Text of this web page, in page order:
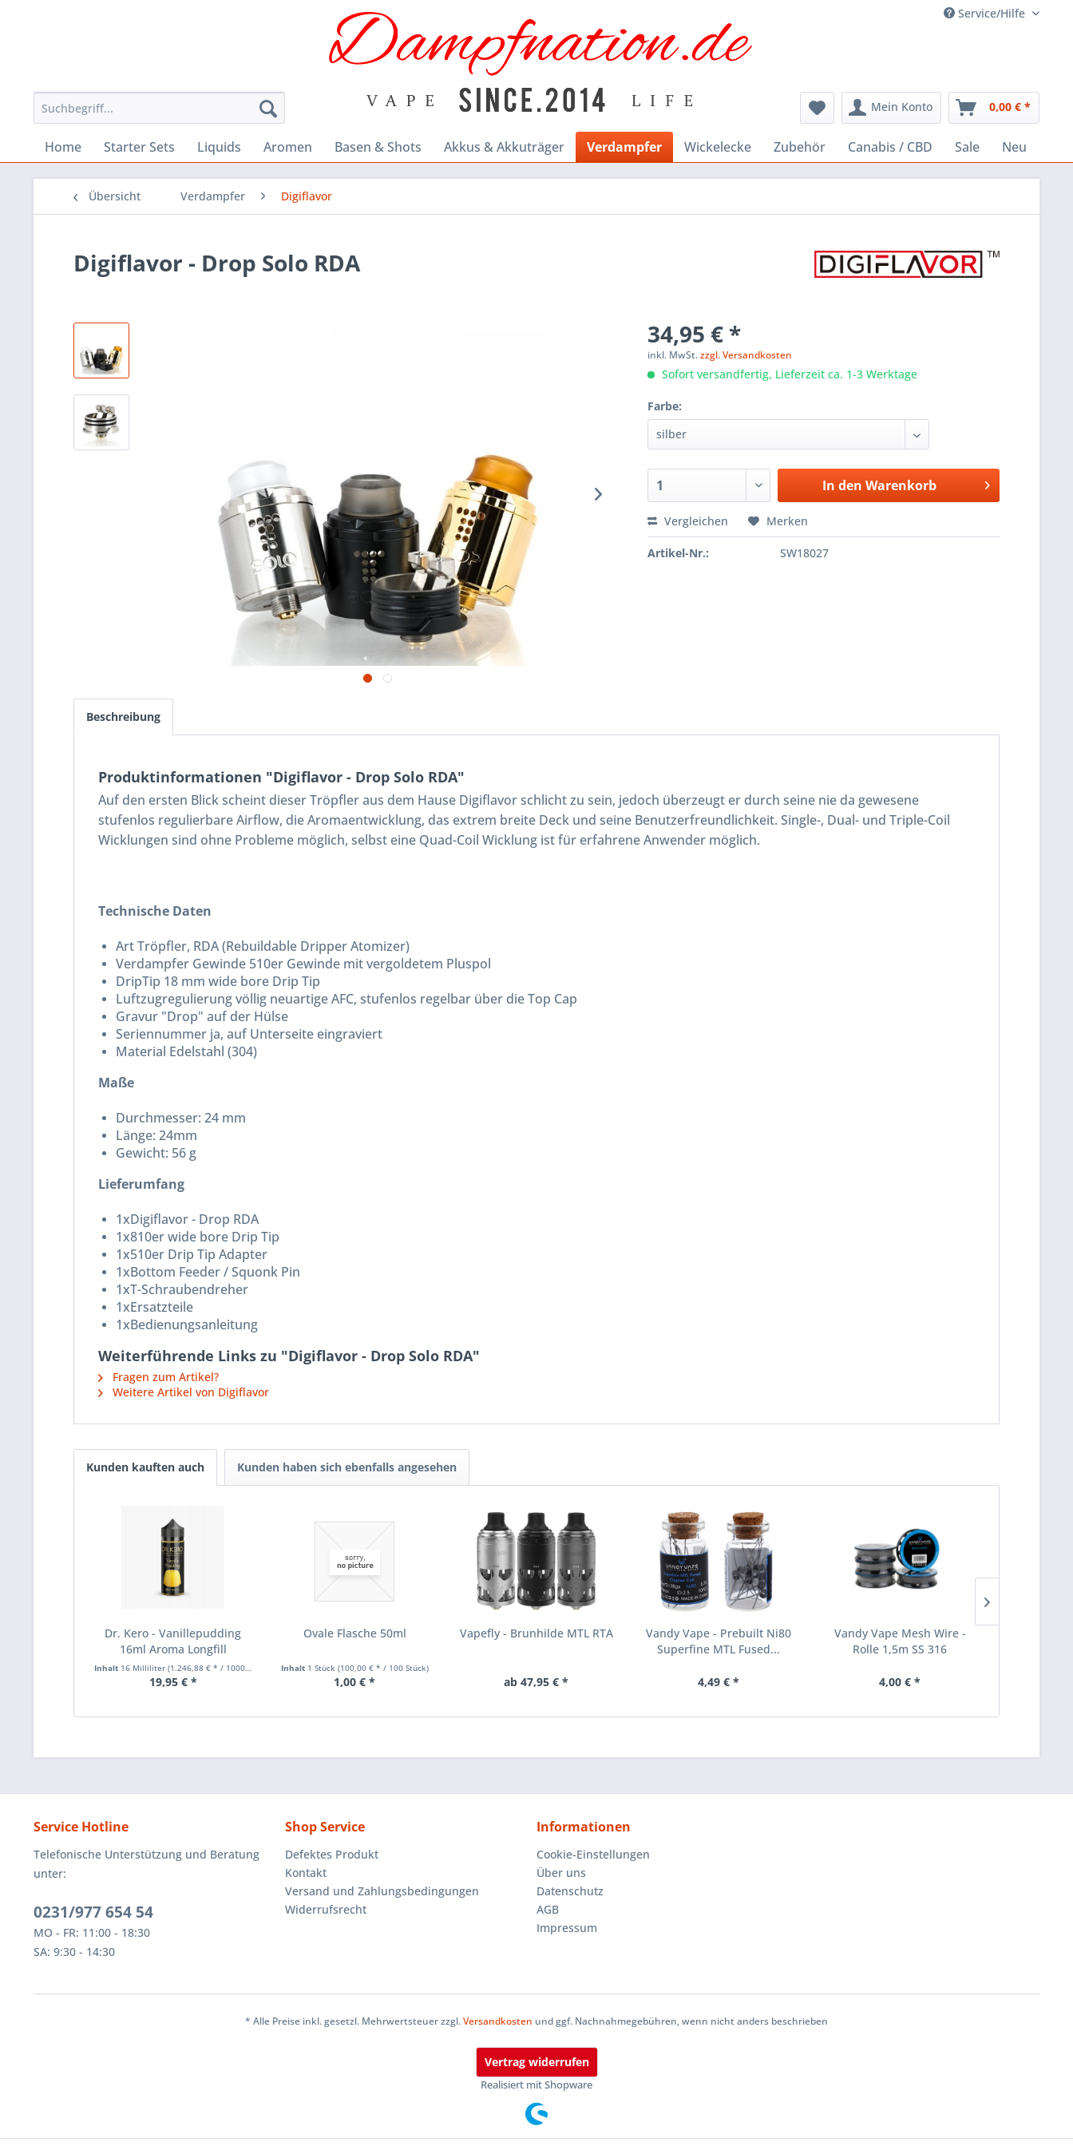
Service/Hilfe
Mein Konto 0,00 € *
Home Starter Sets Liquids Aromen Basen & Shots Akkus & Akkuträger Verdampfer Wickelecke Zubehör Canabis / CBD Sale Neu
Übersicht Verdampfer Digiflavor
Digiflavor - Drop Solo RDA
34,95 € *
inkl. MwSt.zzgl. Versandkosten
Sofort versandfertig, Lieferzeit ca. 1-3 Werktage
Farbe:
In den Warenkorb
Vergleichen Merken
Artikel-Nr.: SW18027
Beschreibung
Produktinformationen "Digiflavor - Drop Solo RDA"
Auf den ersten Blick scheint dieser Tröpfler aus dem Hause Digiflavor schlicht zu sein, jedoch überzeugt er durch seine nie da gewesene
stufenlos regulierbare Airflow, die Aromaentwicklung, das extrem breite Deck und seine Benutzerfreundlichkeit. Single-, Dual- und Triple-Coil
Wicklungen sind ohne Probleme möglich, selbst eine Quad-Coil Wicklung ist für erfahrene Anwender möglich.
Technische Daten
Art Tröpfler, RDA (Rebuildable Dripper Atomizer)
Verdampfer Gewinde 510er Gewinde mit vergoldetem Pluspol
DripTip 18 mm wide bore Drip Tip
Luftzugregulierung völlig neuartige AFC, stufenlos regelbar über die Top Cap
Gravur "Drop" auf der Hülse
Seriennummer ja, auf Unterseite eingraviert
Material Edelstahl (304)
Maße
Durchmesser: 24 mm
Länge: 24mm
Gewicht: 56 g
Lieferumfang
1xDigiflavor - Drop RDA
1x810er wide bore Drip Tip
1x510er Drip Tip Adapter
1xBottom Feeder / Squonk Pin
1xT-Schraubendreher
1xErsatzteile
1xBedienungsanleitung
Weiterführende Links zu "Digiflavor - Drop Solo RDA"
Fragen zum Artikel?
Weitere Artikel von Digiflavor
Kunden kauften auch Kunden haben sich ebenfalls angesehen
Dr. Kero - Vanillepudding
16ml Aroma Longfill
Inhalt 16 Milliliter (1.246,88 € * / 1000 Milliliter)
19,95 € *
Ovale Flasche 50ml
Inhalt 1 Stück (100,00 € * / 100 Stück)
1,00 € *
Vapefly - Brunhilde MTL RTA
ab 47,95 € *
Vandy Vape - Prebuilt Ni80
Superfine MTL Fused...
4,49 € *
Vandy Vape Mesh Wire -
Rolle 1,5m SS 316
4,00 € *
Service Hotline
Telefonische Unterstützung und Beratung
unter:
0231/977 654 54
MO - FR: 11:00 - 18:30
SA: 9:30 - 14:30
Shop Service
Defektes Produkt
Kontakt
Versand und Zahlungsbedingungen
Widerrufsrecht
Informationen
Cookie-Einstellungen
Über uns
Datenschutz
AGB
Impressum
* Alle Preise inkl. gesetzl. Mehrwertsteuer zzgl.Versandkosten und ggf. Nachnahmegebühren, wenn nicht anders beschrieben
Vertrag widerrufen
Realisiert mit Shopware